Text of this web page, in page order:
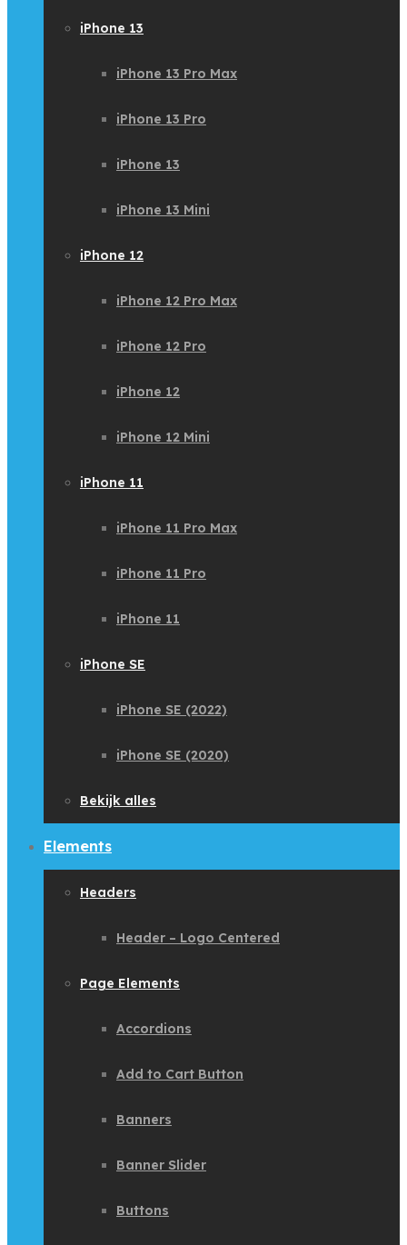
iPhone 13
iPhone 13 Pro Max
iPhone 13 Pro
iPhone 13
iPhone 13 Mini
iPhone 12
iPhone 12 Pro Max
iPhone 12 Pro
iPhone 12
iPhone 12 Mini
iPhone 11
iPhone 11 Pro Max
iPhone 11 Pro
iPhone 11
iPhone SE
iPhone SE (2022)
iPhone SE (2020)
Bekijk alles
Elements
Headers
Header – Logo Centered
Page Elements
Accordions
Add to Cart Button
Banners
Banner Slider
Buttons